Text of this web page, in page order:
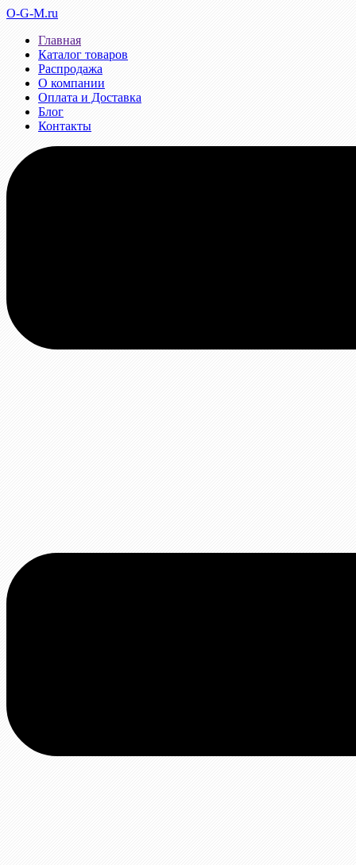
O-G-M.ru
Главная
Каталог товаров
Распродажа
О компании
Оплата и Доставка
Блог
Контакты